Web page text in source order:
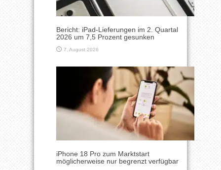
Bericht: iPad-Lieferungen im 2. Quartal
2026 um 7,5 Prozent gesunken
7. August 2026
iPhone 18 Pro zum Marktstart
möglicherweise nur begrenzt verfügbar